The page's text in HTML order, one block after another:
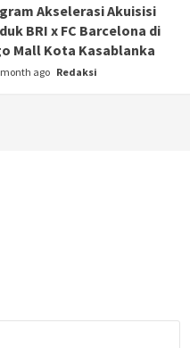
Akselerasi Akuisisi
BRI x FC Barcelona di
Mall Kota Kasablanka
month ago Redaksi
Redaksi